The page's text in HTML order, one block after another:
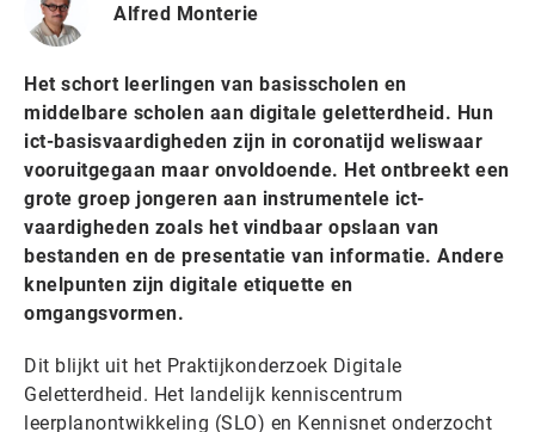
Alfred Monterie
Het schort leerlingen van basisscholen en
middelbare scholen aan digitale geletterdheid. Hun
ict-basisvaardigheden zijn in coronatijd weliswaar
vooruitgegaan maar onvoldoende. Het ontbreekt een
grote groep jongeren aan instrumentele ict-
vaardigheden zoals het vindbaar opslaan van
bestanden en de presentatie van informatie. Andere
knelpunten zijn digitale etiquette en
omgangsvormen.
Dit blijkt uit het Praktijkonderzoek Digitale
Geletterdheid. Het landelijk kenniscentrum
leerplanontwikkeling (SLO) en Kennisnet onderzocht